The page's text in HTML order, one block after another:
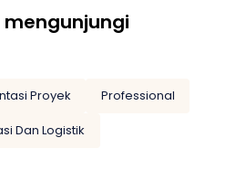
Proyek
Professional
Dan Logistik